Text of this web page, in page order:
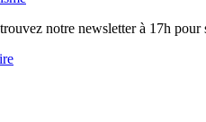
notre newsletter à 17h pour